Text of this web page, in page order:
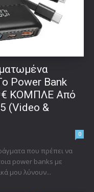
Power Bank
ΚΟΜΠΛΕ Από
(Video &
0
που πρέπει να
power banks με
μου λύνουν...